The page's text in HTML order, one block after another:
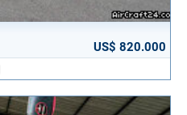
US$ 820.000